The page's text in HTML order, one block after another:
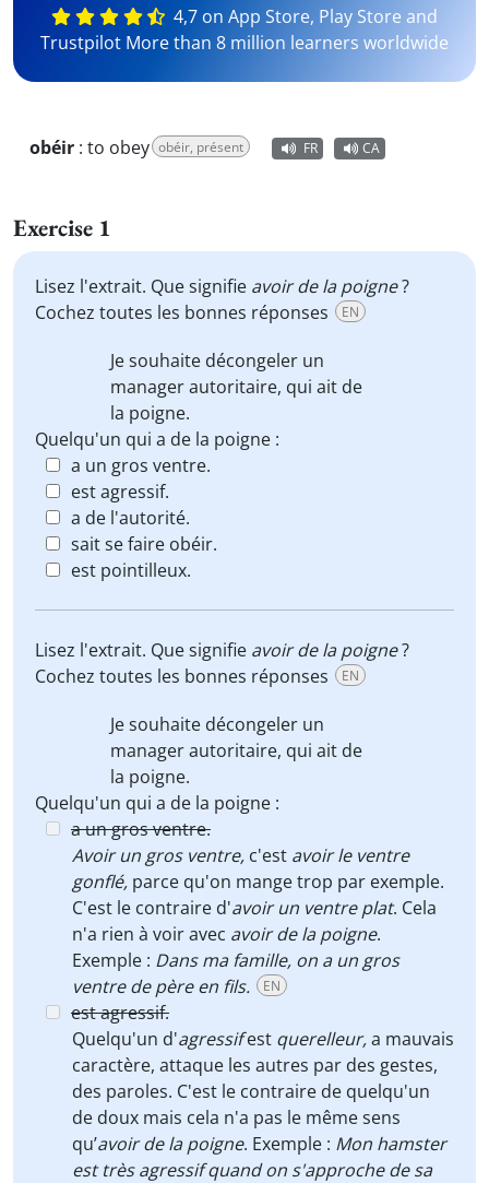
4,7 on App Store, Play Store and
Trustpilot More than 8 million learners worldwide
obéir : to obey obéir, présent FR CA
Exercise 1
Lisez l'extrait. Que signifie avoir de la poigne?
Cochez toutes les bonnes réponses
EN
Je souhaite décongeler un
manager autoritaire, qui ait de
la poigne.
Quelqu'un qui a de la poigne :
a un gros ventre.
est agressif.
a de l'autorité.
sait se faire obéir.
est pointilleux.
Lisez l'extrait. Que signifie avoir de la poigne?
Cochez toutes les bonnes réponses
EN
Je souhaite décongeler un
manager autoritaire, qui ait de
la poigne.
Quelqu'un qui a de la poigne :
a un gros ventre.
Avoir un gros ventre, c'est avoir le ventre
gonflé, parce qu'on mange trop par exemple.
C'est le contraire d'avoir un ventre plat. Cela
n'a rien à voir avec avoir de la poigne.
Exemple : Dans ma famille, on a un gros
ventre de père en fils.
EN
est agressif.
Quelqu'un d'agressifest querelleur,a mauvais
caractère, attaque les autres par des gestes,
des paroles. C'est le contraire de quelqu'un
de doux mais cela n'a pas le même sens
qu’avoir de la poigne. Exemple : Mon hamster
est très agressif quand on s'approche de sa